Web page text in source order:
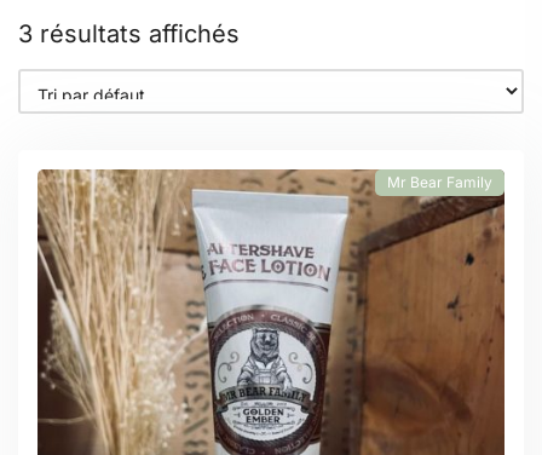
3 résultats affichés
Mr Bear Family